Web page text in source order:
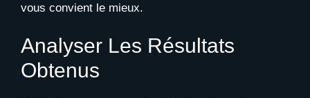
vous convient le mieux.
Analyser Les Résultats
Obtenus